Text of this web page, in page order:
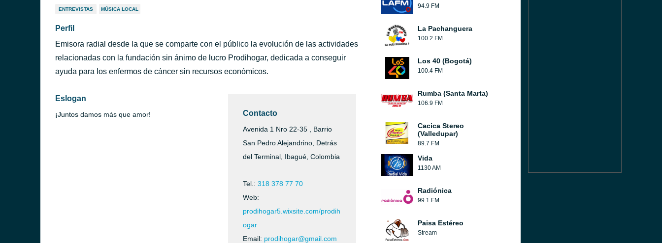
ENTREVISTAS MÚSICA LOCAL
Perfil
Emisora radial desde la que se comparte con el público la evolución de las actividades
relacionadas con la fundación sin ánimo de lucro Prodihogar, dedicada a conseguir
ayuda para los enfermos de cáncer sin recursos económicos.
Eslogan
¡Juntos damos más que amor! Contacto
Avenida 1 Nro 22-35 , Barrio
San Pedro Alejandrino, Detrás
del Terminal, Ibagué, Colombia
Tel.: 318 378 77 70
Web:
prodihogar5.wixsite.com/prodih
ogar
Email: prodihogar@gmail.com
94.9 FM
La Pachanguera
100.2 FM
Los 40 (Bogotá)
100.4 FM
Rumba (Santa Marta)
106.9 FM
Cacica Stereo
(Valledupar)
89.7 FM
Vida
1130 AM
Radiónica
99.1 FM
Paisa Estéreo
Stream